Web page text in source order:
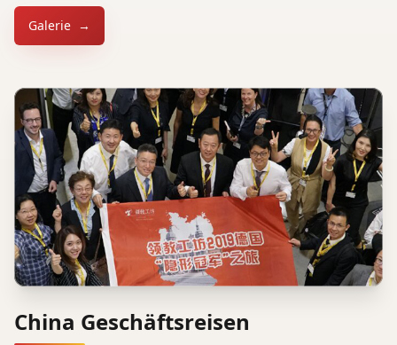
Galerie →
China Geschäftsreisen